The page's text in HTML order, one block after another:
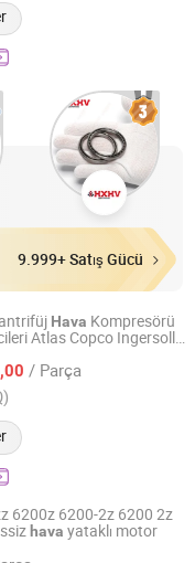
9.999+ Satış Gücü
Hava Kompresörü
Atlas Copco Ingersoll
/ Parça
6200z 6200-2z 6200 2z
hava yataklı motor